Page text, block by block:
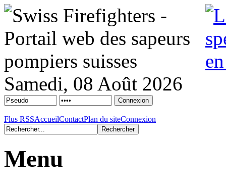
Samedi, 08 Août 2026
Flus RSSAccueilContactPlan du siteConnexion
Menu